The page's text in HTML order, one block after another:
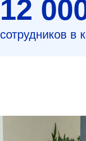
12
сотрудников в